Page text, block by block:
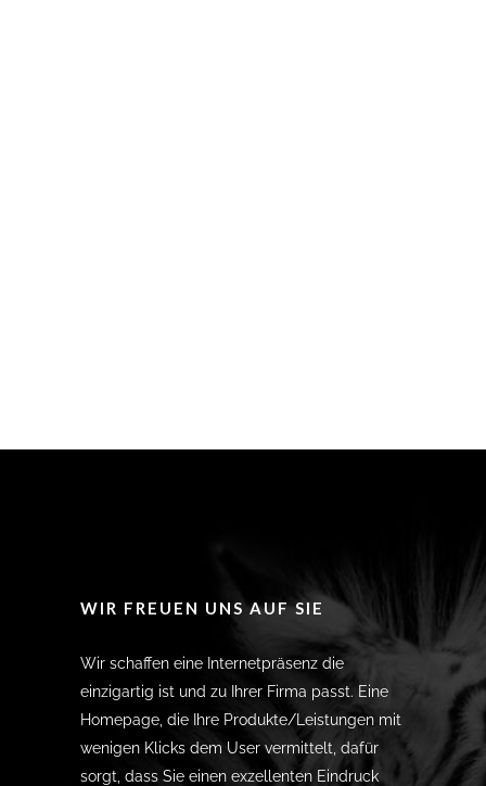
WIR FREUEN UNS AUF SIE
Wir schaffen eine Internetpräsenz die
einzigartig ist und zu Ihrer Firma passt. Eine
Homepage, die Ihre Produkte/Leistungen mit
wenigen Klicks dem User vermittelt, dafür
sorgt, dass Sie einen exzellenten Eindruck